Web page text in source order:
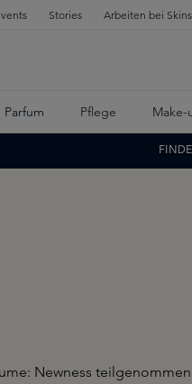
Stories Arbeiten bei Skins
Parfum Pflege Make-
Newness